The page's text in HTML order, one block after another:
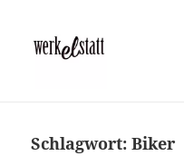
Schlagwort:Biker